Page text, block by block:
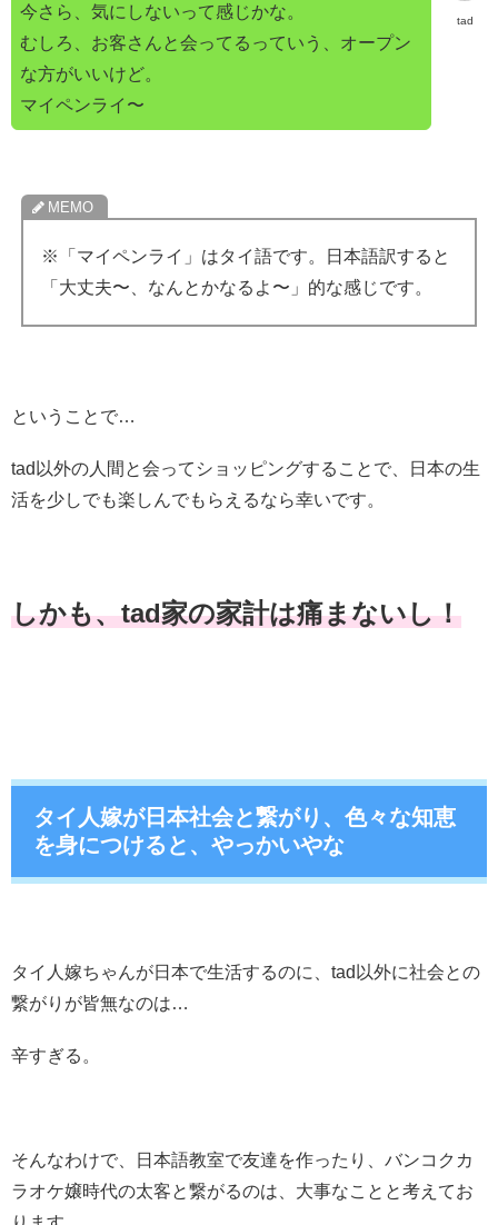
tad
今さら、気にしないって感じかな。
むしろ、お客さんと会ってるっていう、オープン
な方がいいけど。
マイペンライ〜
※「マイペンライ」はタイ語です。日本語訳すると
「大丈夫〜、なんとかなるよ〜」的な感じです。
ということで…
tad以外の人間と会ってショッピングすることで、日本の生
活を少しでも楽しんでもらえるなら幸いです。
しかも、tad家の家計は痛まないし！
タイ人嫁が日本社会と繋がり、色々な知恵
を身につけると、やっかいやな
タイ人嫁ちゃんが日本で生活するのに、tad以外に社会との
繋がりが皆無なのは…
辛すぎる。
そんなわけで、日本語教室で友達を作ったり、バンコクカ
ラオケ嬢時代の太客と繋がるのは、大事なことと考えてお